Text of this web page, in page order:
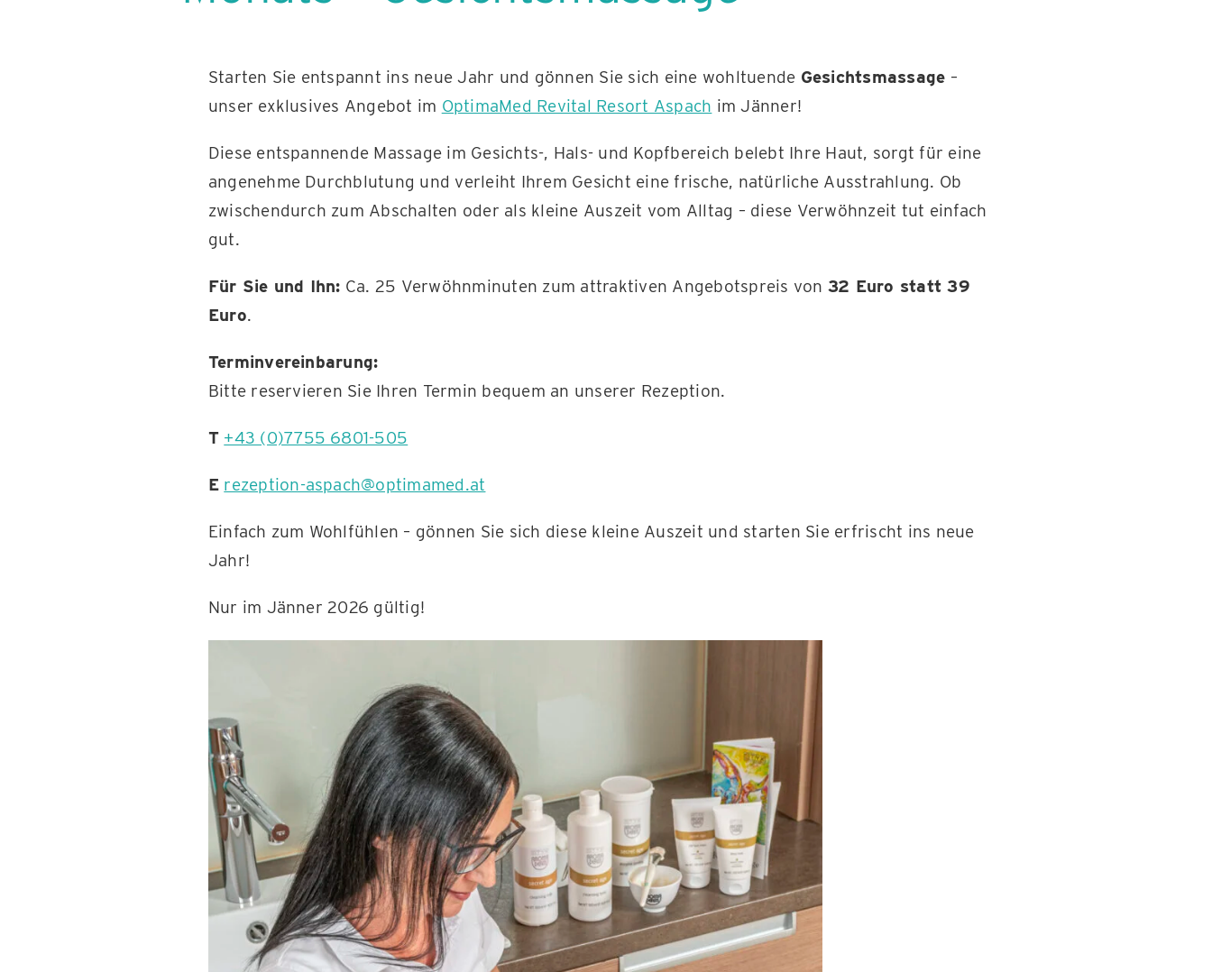
Starten Sie entspannt ins neue Jahr und gönnen Sie sich eine wohltuende Gesichtsmassage –
unser exklusives Angebot im OptimaMed Revital Resort Aspach im Jänner!
Diese entspannende Massage im Gesichts-, Hals- und Kopfbereich belebt Ihre Haut, sorgt für eine
angenehme Durchblutung und verleiht Ihrem Gesicht eine frische, natürliche Ausstrahlung. Ob
zwischendurch zum Abschalten oder als kleine Auszeit vom Alltag – diese Verwöhnzeit tut einfach
gut.
Für Sie und Ihn: Ca. 25 Verwöhnminuten zum attraktiven Angebotspreis von 32 Euro statt 39
Euro.
Terminvereinbarung:
Bitte reservieren Sie Ihren Termin bequem an unserer Rezeption.
T +43 (0)7755 6801-505
E rezeption-aspach@optimamed.at
Einfach zum Wohlfühlen – gönnen Sie sich diese kleine Auszeit und starten Sie erfrischt ins neue
Jahr!
Nur im Jänner 2026 gültig!